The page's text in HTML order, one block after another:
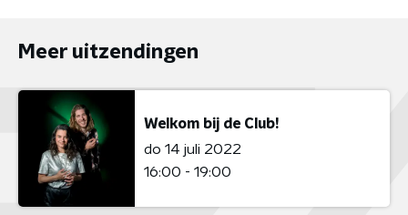
Meer uitzendingen
Welkom bij de Club!
do 14 juli 2022
16:00 - 19:00